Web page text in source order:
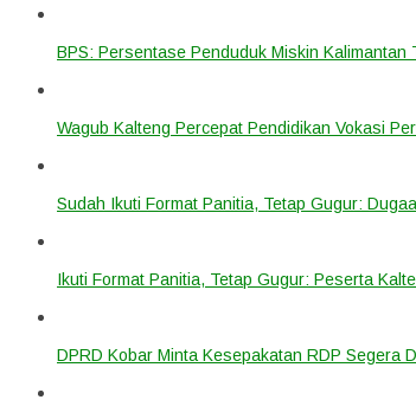
BPS: Persentase Penduduk Miskin
Wagub Kalteng Percepat Pendidikan Vokasi
Sudah Ikuti Format Panitia, Tetap Gugur:
Ikuti Format Panitia, Tetap Gugur: Peserta
DPRD Kobar Minta Kesepakatan RDP Segera